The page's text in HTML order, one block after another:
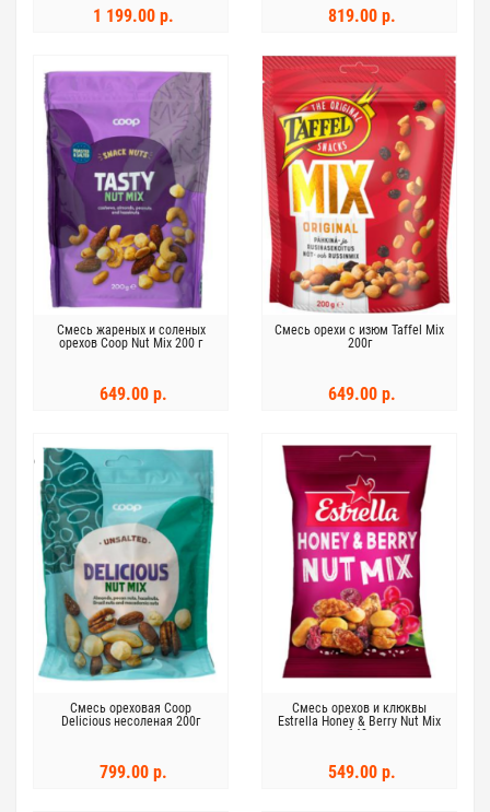
1 199.00 р. 819.00 р.
Смесь жареных и соленых
орехов Coop Nut Mix 200 г
649.00 р.
Смесь орехи с изюм Taffel Mix
200г
649.00 р.
Смесь ореховая Coop
Delicious несоленая 200г
799.00 р.
Смесь орехов и клюквы
Estrella Honey & Berry Nut Mix
140г
549.00 р.